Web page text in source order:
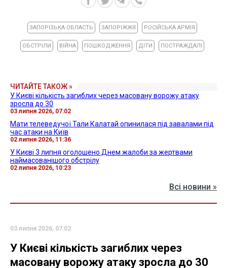
ЗАПОРІЗЬКА ОБЛАСТЬ ЗАПОРІЖЖЯ РОСІЙСЬКА АРМІЯ
ОБСТРІЛИ ВІЙНА ПОШКОДЖЕННЯ ДІТИ ПОСТРАЖДАЛІ
ЧИТАЙТЕ ТАКОЖ »
У Києві кількість загиблих через масовану ворожу атаку
зросла до 30
03 липня 2026, 07:02
Мати телеведучої Тали Калатай опинилася під завалами під
час атаки на Київ
02 липня 2026, 11:36
У Києві 3 липня оголошено Днем жалоби за жертвами
наймасованішого обстрілу
02 липня 2026, 10:23
Всі новини »
03 липня 2026, 07:02
У Києві кількість загиблих через
масовану ворожу атаку зросла до 30